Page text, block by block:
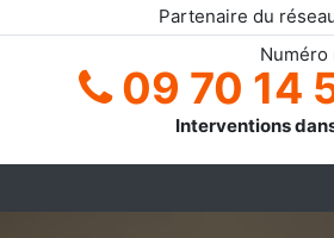
Partenaire du
Numéro
09 70 14
Interventions